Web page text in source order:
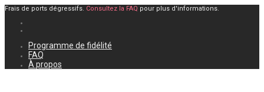
Frais de ports dégressifs. Consultez la FAQ pour plus d'informations.
Programme de fidélité
FAQ
À propos